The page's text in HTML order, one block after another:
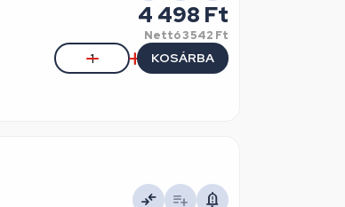
4 498 Ft
Nettó3 542 Ft
KOSÁRBA